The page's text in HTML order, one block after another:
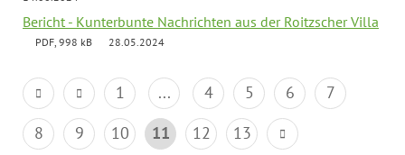
Bericht - Kunterbunte Nachrichten aus der Roitzscher Villa
PDF, 998 kB 28.05.2024
1 ... 4 5 6
7
8
9 10 11 12 13